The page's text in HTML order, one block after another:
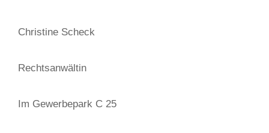
Christine Scheck
Rechtsanwältin
Im Gewerbepark C 25